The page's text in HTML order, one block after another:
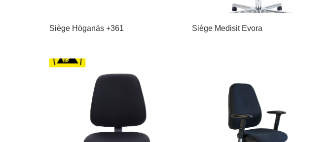
Siège Höganäs +361 Siège Medisit Evora